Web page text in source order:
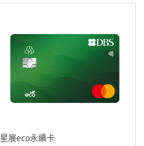
星展eco永續卡